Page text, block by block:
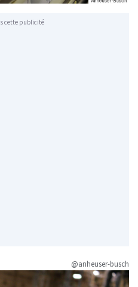
cette publicité
@anheuser-busch